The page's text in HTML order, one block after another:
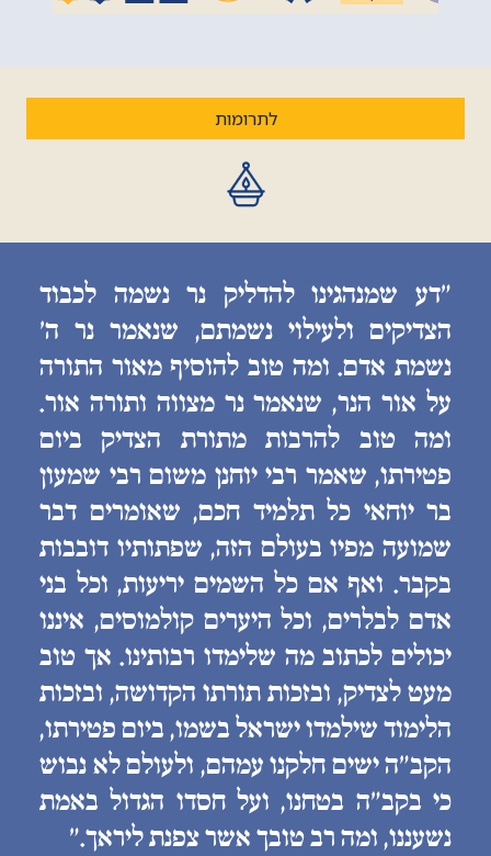
לתרומות
״דע שמנהגינו להדליק נר נשמה לכבוד
הצדיקים ולעילוי נשמתם, שנאמר נר ה׳
נשמת אדם. ומה טוב להוסיף מאור התורה
על אור הנר, שנאמר נר מצווה ותורה אור.
ומה טוב להרבות מתורת הצדיק ביום
פטירתו, שאמר רבי יוחנן משום רבי שמעון
בר יוחאי כל תלמיד חכם, שאומרים דבר
שמועה מפיו בעולם הזה, שפתותיו דובבות
בקבר. ואף אם כל השמים יריעות, וכל בני
אדם לבלרים, וכל היערים קולמוסים, איננו
יכולים לכתוב מה שלימדו רבותינו. אך טוב
מעט לצדיק, ובזכות תורתו הקדושה, ובזכות
הלימוד שילמדו ישראל בשמו, ביום פטירתו,
הקב״ה ישים חלקנו עמהם, ולעולם לא נבוש
כי בקב״ה בטחנו, ועל חסדו הגדול באמת
נשעננו, ומה רב טובך אשר צפנת ליראך.״